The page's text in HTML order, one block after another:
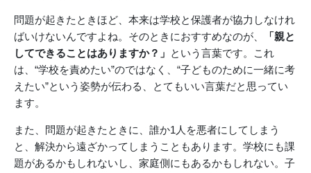
問題が起きたときほど、本来は学校と保護者が協力しなけれ
ばいけないんですよね。そのときにおすすめなのが、
「親と
してできることはありますか？」 という言葉です。これ
は、“学校を責めたい”のではなく、“子どものために一緒に考
えたい”という姿勢が伝わる、とてもいい言葉だと思ってい
ます。
また、問題が起きたときに、誰か1人を悪者にしてしまう
と、解決から遠ざかってしまうこともあります。学校にも課
題があるかもしれないし、家庭側にもあるかもしれない。子